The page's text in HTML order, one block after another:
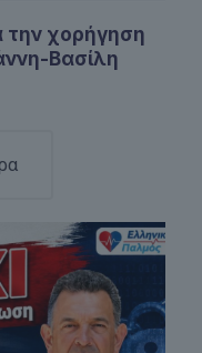
την χορήγηση
Βασίλη